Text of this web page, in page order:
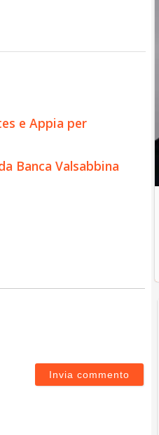
e Appia per
Banca Valsabbina